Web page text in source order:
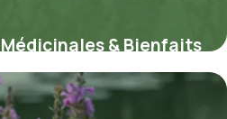
& Bienfaits